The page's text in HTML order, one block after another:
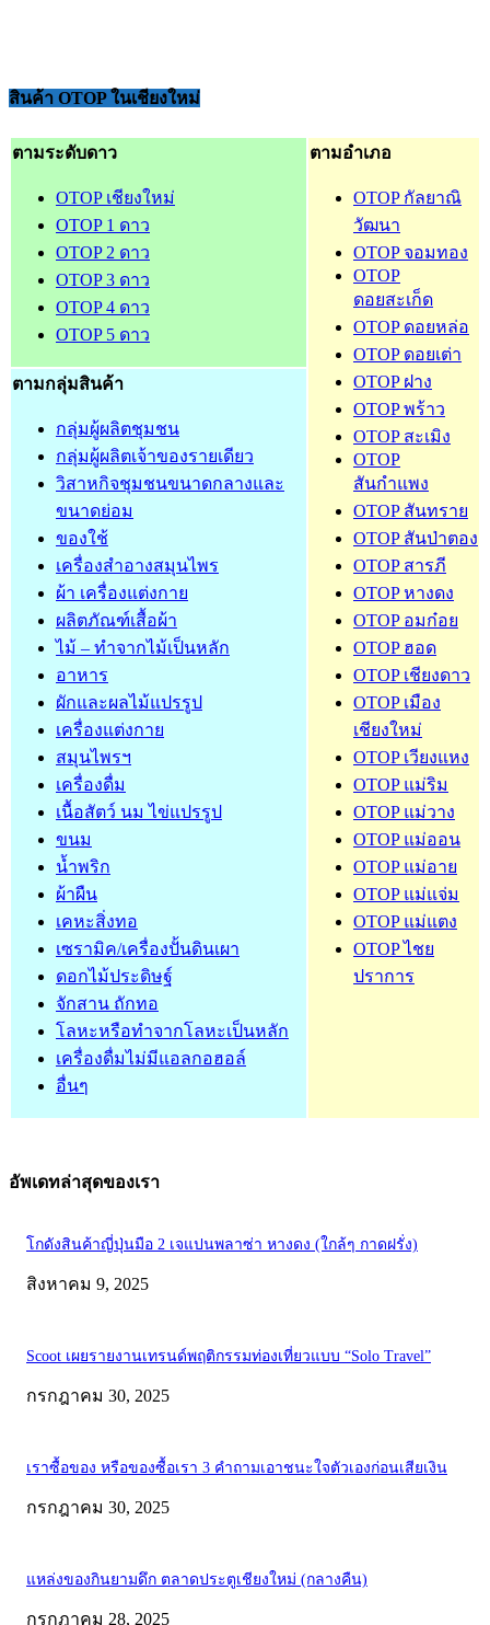
สินค้า OTOP ในเชียงใหม่
ตามระดับดาว
OTOP เชียงใหม่
OTOP 1 ดาว
OTOP 2 ดาว
OTOP 3 ดาว
OTOP 4 ดาว
OTOP 5 ดาว
ตามอำเภอ
OTOP กัลยาณิ
วัฒนา
OTOP จอมทอง
OTOP
ดอยสะเก็ด
OTOP ดอยหล่อ
OTOP ดอยเต่า
OTOP ฝาง
OTOP พร้าว
OTOP สะเมิง
OTOP
สันกำแพง
OTOP สันทราย
OTOP สันป่าตอง
OTOP สารภี
OTOP หางดง
OTOP อมก๋อย
OTOP ฮอด
OTOP เชียงดาว
OTOP เมือง
เชียงใหม่
OTOP เวียงแหง
OTOP แม่ริม
OTOP แม่วาง
OTOP แม่ออน
OTOP แม่อาย
OTOP แม่แจ่ม
OTOP แม่แตง
OTOP ไชย
ปราการ
ตามกลุ่มสินค้า
กลุ่มผู้ผลิตชุมชน
กลุ่มผู้ผลิตเจ้าของรายเดียว
วิสาหกิจชุมชนขนาดกลางและ
ขนาดย่อม
ของใช้
เครื่องสำอางสมุนไพร
ผ้า เครื่องแต่งกาย
ผลิตภัณฑ์เสื้อผ้า
ไม้ – ทำจากไม้เป็นหลัก
อาหาร
ผักและผลไม้แปรรูป
เครื่องแต่งกาย
สมุนไพรฯ
เครื่องดื่ม
เนื้อสัตว์ นม ไข่แปรรูป
ขนม
น้ำพริก
ผ้าผืน
เคหะสิ่งทอ
เซรามิค/เครื่องปั้นดินเผา
ดอกไม้ประดิษฐ์
จักสาน ถักทอ
โลหะหรือทำจากโลหะเป็นหลัก
เครื่องดื่มไม่มีแอลกอฮอล์
อื่นๆ
อัพเดทล่าสุดของเรา
โกดังสินค้าญี่ปุ่นมือ 2 เจแปนพลาซ่า หางดง (ใกล้ๆ กาดฝรั่ง)
สิงหาคม 9, 2025
Scoot เผยรายงานเทรนด์พฤติกรรมท่องเที่ยวแบบ “Solo Travel”
กรกฎาคม 30, 2025
เราซื้อของ หรือของซื้อเรา 3 คำถามเอาชนะใจตัวเองก่อนเสียเงิน
กรกฎาคม 30, 2025
แหล่งของกินยามดึก ตลาดประตูเชียงใหม่ (กลางคืน)
กรกฎาคม 28, 2025